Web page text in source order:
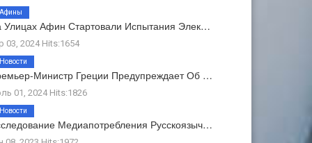
Улицах Афин Стартовали Испытания Элек…
03, 2024 Hits:1654
Афины
Министр Греции Предупреждает Об …
01, 2024 Hits:1826
Новости
Медиапотребления Русскоязыч…
Новости